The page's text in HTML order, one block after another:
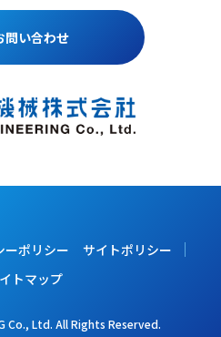
問い合わせ
ーポリシー
サイトポリシー
トマップ
Co., Ltd. All Rights Reserved.